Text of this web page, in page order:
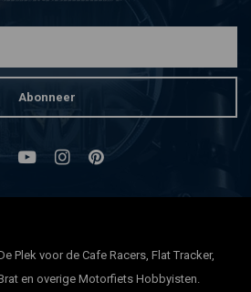
Abonneer
Plek voor de Cafe Racers, Flat Tracker,
en overige Motorfiets Hobbyisten.